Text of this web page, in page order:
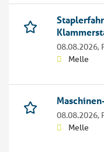
08.08.2026,
Melle
08.08.2026,
Melle